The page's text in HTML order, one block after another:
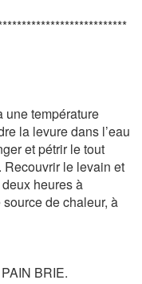
une température
la levure dans l’eau
et pétrir le tout
Recouvrir le levain et
heures à
de chaleur, à
BRIE.